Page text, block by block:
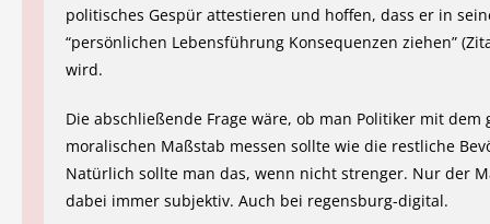
politisches Gespür attestieren und hoffen, dass er in
“persönlichen Lebensführung Konsequenzen ziehen”
wird.
Die abschließende Frage wäre, ob man Politiker mit dem
moralischen Maßstab messen sollte wie die restliche
Natürlich sollte man das, wenn nicht strenger. Nur der
dabei immer subjektiv. Auch bei regensburg-digital.